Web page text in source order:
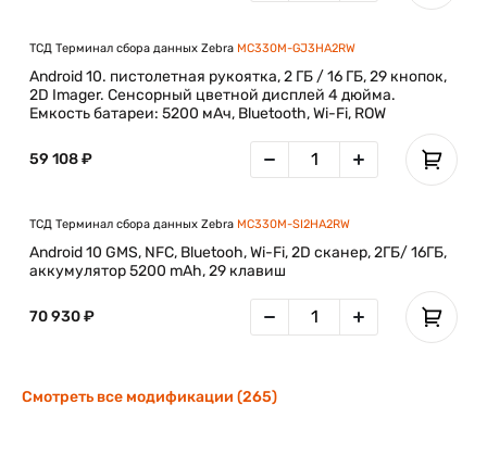
ТСД Терминал сбора данных Zebra MC330M-GJ3HA2RW
Android 10. пистолетная рукоятка, 2 ГБ / 16 ГБ, 29 кнопок,
2D Imager. Сенсорный цветной дисплей 4 дюйма.
Емкость батареи: 5200 мАч, Bluetooth, Wi-Fi, ROW
59 108 ₽
ТСД Терминал сбора данных Zebra MC330M-SI2HA2RW
Android 10 GMS, NFC, Bluetooh, Wi-Fi, 2D сканер, 2ГБ/ 16ГБ,
аккумулятор 5200 mAh, 29 клавиш
70 930 ₽
Смотреть все модификации (265)